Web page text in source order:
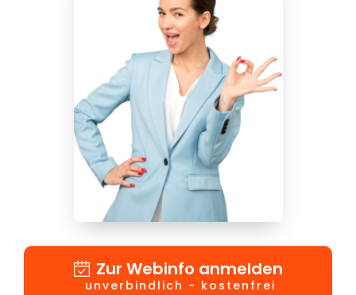
Zur Webinfo anmelden
unverbindlich - kostenfrei